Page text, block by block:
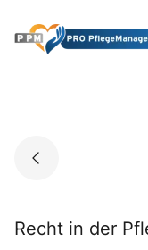
content
Go to landing page.
Recht in der